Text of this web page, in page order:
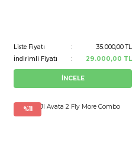
Liste Fiyatı
35.000,00 TL
İndirimli Fiyatı
29.000,00 TL
İNCELE
%11